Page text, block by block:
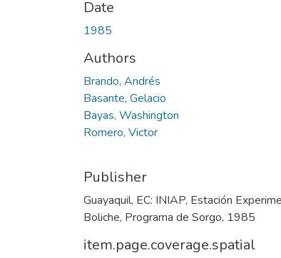
Date
1985
Authors
Brando, Andrés
Basante, Gelacio
Bayas, Washington
Romero, Victor
Publisher
Guayaquil, EC: INIAP, Estación
Boliche, Programa de Sorgo, 1985
item.page.coverage.spatial